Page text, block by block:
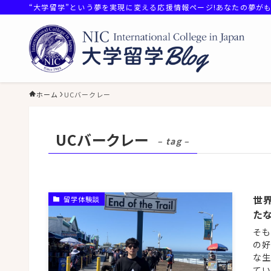
“大学留学”という夢を実現に変える応援情報ページ!あなたの夢が
ホーム UCバークレー
UCバークレー – tag –
留学体験談
世
た
そ
の
な